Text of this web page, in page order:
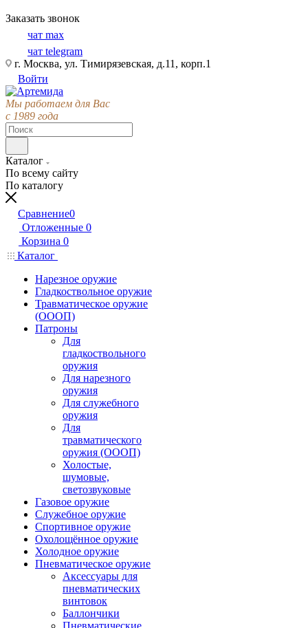
Заказать звонок
чат max
чат telegram
г. Москва, ул. Тимирязевская, д.11, корп.1
Войти
Мы работаем для Вас
с 1989 года
Каталог
По всему сайту
По каталогу
Сравнение0
Отложенные 0
Корзина 0
Каталог
Нарезное оружие
Гладкоствольное оружие
Травматическое оружие
(ОООП)
Патроны
Для
гладкоствольного
оружия
Для нарезного
оружия
Для служебного
оружия
Для
травматического
оружия (ОООП)
Холостые,
шумовые,
светозвуковые
Газовое оружие
Служебное оружие
Спортивное оружие
Охолощённое оружие
Холодное оружие
Пневматическое оружие
Аксессуары для
пневматических
винтовок
Баллончики
Пневматические